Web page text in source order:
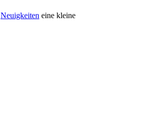
Neuigkeiten eine kleine